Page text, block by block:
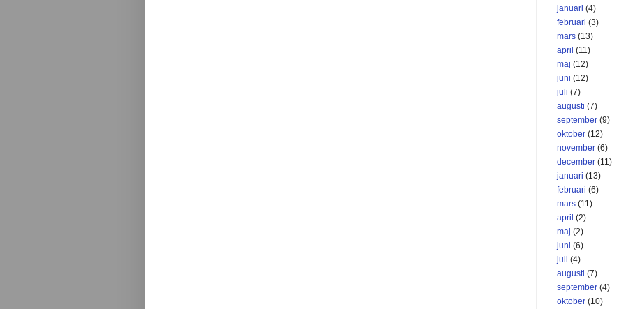
januari (4)
februari (3)
mars (13)
april (11)
maj (12)
juni (12)
juli (7)
augusti (7)
september (9)
oktober (12)
november (6)
december (11)
januari (13)
februari (6)
mars (11)
april (2)
maj (2)
juni (6)
juli (4)
augusti (7)
september (4)
oktober (10)